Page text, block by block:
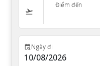
Điểm đến
Ngày đi